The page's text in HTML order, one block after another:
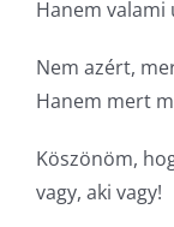
Hanem valami
Nem azért,
Hanem mert
Köszönöm,
vagy, aki vagy!